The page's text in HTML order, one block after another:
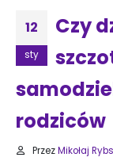
12
sty
Czy
rodziców
PrzezMikołaj